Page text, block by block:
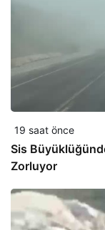
19 saat önce
Sis
Zorluyor